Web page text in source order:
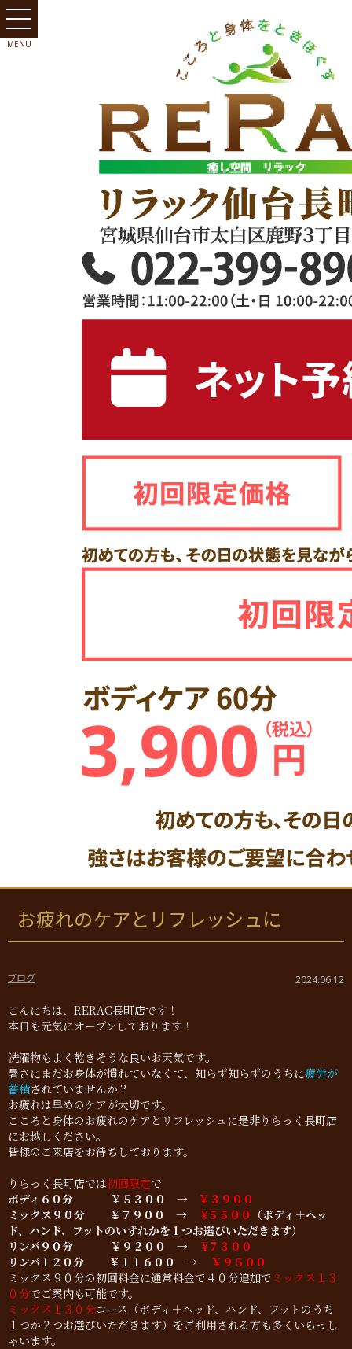
お疲れのケアとリフレッシュに
ブログ 2024.06.12
こんにちは、RERAC長町店です！
本日も元気にオープンしております！
洗濯物もよく乾きそうな良いお天気です。
暑さにまだお身体が慣れていなくて、知らず知らずのうちに疲労が
蓄積されていませんか？
お疲れは早めのケアが大切です。
こころと身体のお疲れのケアとリフレッシュに是非りらっく長町店
にお越しください。
皆様のご来店をお待ちしております。
りらっく長町店では初回限定で
ボディ６０分 ￥５３００ →
￥３９００
ミックス９０分 ￥７９００ → ¥５５００ （ボディ＋ヘッ
ド、ハンド、フットのいずれかを１つお選びいただきます）
リンパ９０分 ￥９２００ →
¥７３００
リンパ１２０分 ￥１１６００ →
￥９５００
ミックス９０分の初回料金に通常料金で４０分追加で ミックス１３
０分でご案内も可能です。
ミックス１３０分コース（ボディ＋ヘッド、ハンド、フットのうち
１つか２つお選びいただきます）をご利用される方も多くいらっし
ゃいます。